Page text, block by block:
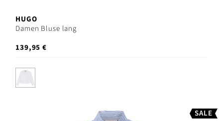
HUGO
Damen Bluse lang
139,95 €
SALE